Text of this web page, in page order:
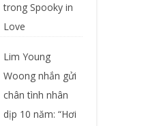
trong Spooky in
Love
Lim Young
Woong nhắn gửi
chân tình nhân
dịp 10 năm: “Hơi